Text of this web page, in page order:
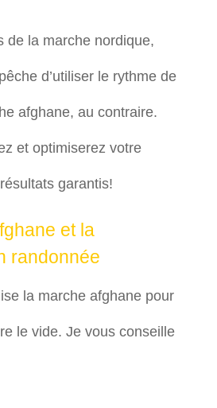
de la marche nordique,
d’utiliser le rythme de
afghane, au contraire.
et optimiserez votre
garantis!
et la
randonnée
la marche afghane pour
le vide. Je vous conseille